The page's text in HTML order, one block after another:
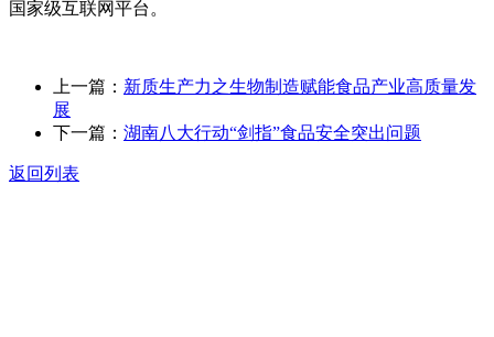
国家级互联网平台。
上一篇： 新质生产力之生物制造赋能食品产业高质量发
展
下一篇： 湖南八大行动“剑指”食品安全突出问题
返回列表